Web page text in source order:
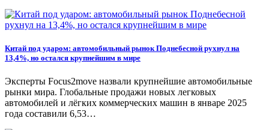
Китай под ударом: автомобильный рынок Поднебесной рухнул на
13,4%, но остался крупнейшим в мире
Эксперты Focus2move назвали крупнейшие автомобильные
рынки мира. Глобальные продажи новых легковых
автомобилей и лёгких коммерческих машин в январе 2025
года составили 6,53…